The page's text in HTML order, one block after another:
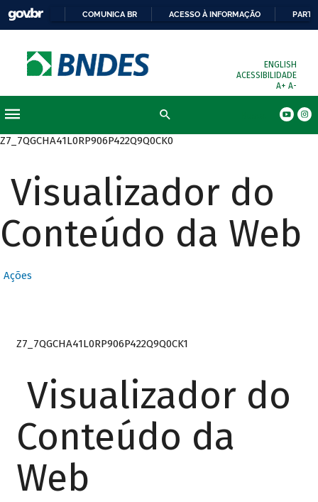
COMUNICA BR ACESSO À INFORMAÇÃO
ENGLISH
ACESSIBILIDADE
A+ A-
Z7_7QGCHA41L0RP906P422Q9Q0CK0
Visualizador do
Conteúdo da Web
Ações
Z7_7QGCHA41L0RP906P422Q9Q0CK1
Visualizador do
Conteúdo da
Web